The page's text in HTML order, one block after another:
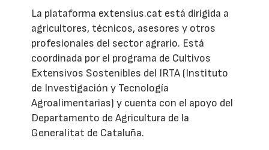
La plataforma extensius.cat está dirigida a
agricultores, técnicos, asesores y otros
profesionales del sector agrario. Está
coordinada por el programa de Cultivos
Extensivos Sostenibles del IRTA (Instituto
de Investigación y Tecnología
Agroalimentarias) y cuenta con el apoyo del
Departamento de Agricultura de la
Generalitat de Cataluña.